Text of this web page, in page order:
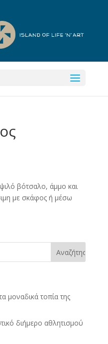
βότσαλο, άμμο και
με σκάφος ή μέσω
μοναδικά τοπία της
διήμερο αθλητισμού